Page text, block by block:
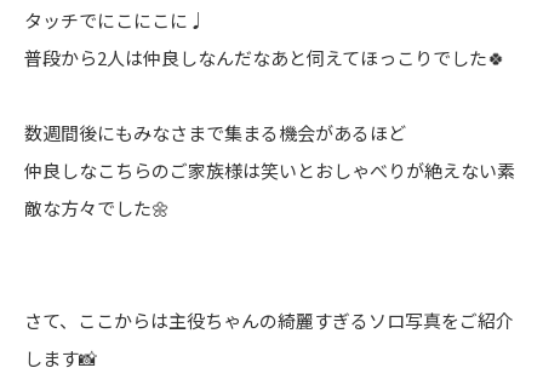
タッチでにこにこに♩
普段から2人は仲良しなんだなあと伺えてほっこりでした🍀
数週間後にもみなさまで集まる機会があるほど
仲良しなこちらのご家族様は笑いとおしゃべりが絶えない素
敵な方々でした🌼
さて、ここからは主役ちゃんの綺麗すぎるソロ写真をご紹介
します📸